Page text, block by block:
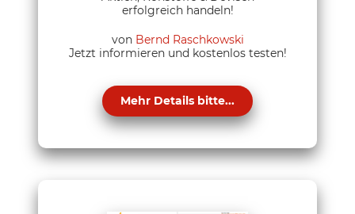
erfolgreich handeln!
von Bernd Raschkowski
Jetzt informieren und kostenlos testen!
Mehr Details bitte...